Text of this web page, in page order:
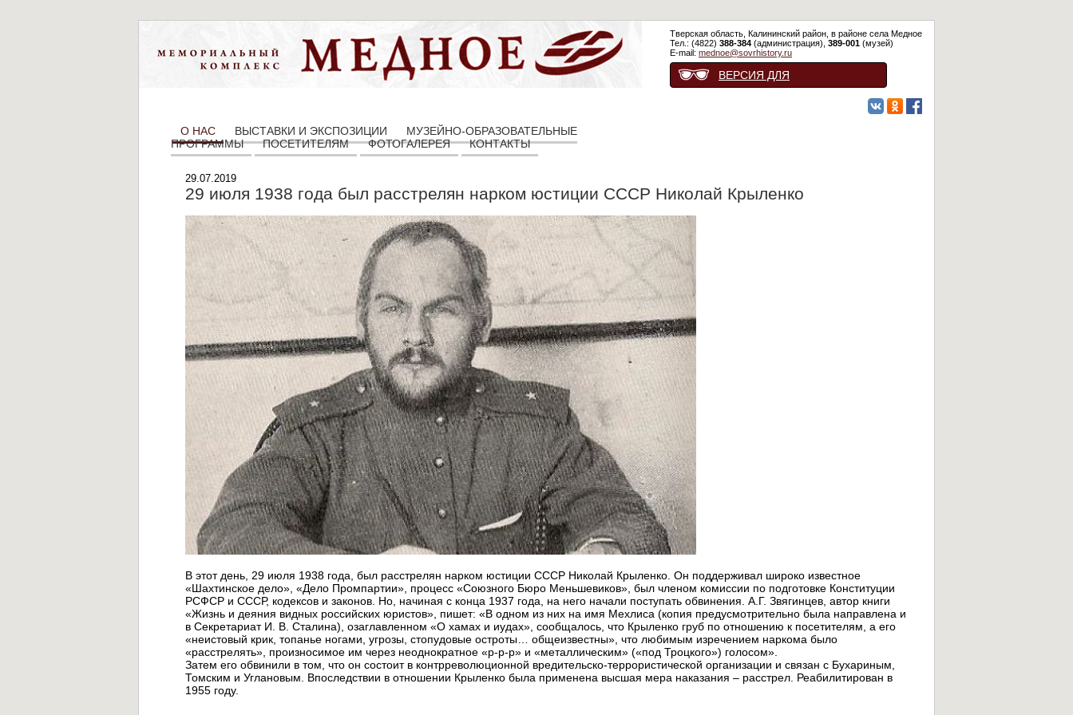
Тверская область, Калининский район, в районе села Медное
Тел.: (4822) 388-384 (администрация), 389-001 (музей)
E-mail: mednoe@sovrhistory.ru
ВЕРСИЯ ДЛЯ
О НАС ВЫСТАВКИ И ЭКСПОЗИЦИИ
МУЗЕЙНО-ОБРАЗОВАТЕЛЬНЫЕ
ПРОГРАММЫ
ПОСЕТИТЕЛЯМ ФОТОГАЛЕРЕЯ КОНТАКТЫ
29.07.2019
29 июля 1938 года был расстрелян нарком юстиции СССР Николай Крыленко
В этот день, 29 июля 1938 года, был расстрелян нарком юстиции СССР Николай Крыленко. Он поддерживал широко известное
«Шахтинское дело», «Дело Промпартии», процесс «Союзного Бюро Меньшевиков», был членом комиссии по подготовке Конституции
РСФСР и СССР, кодексов и законов. Но, начиная с конца 1937 года, на него начали поступать обвинения. А.Г. Звягинцев, автор книги
«Жизнь и деяния видных российских юристов», пишет: «В одном из них на имя Мехлиса (копия предусмотрительно была направлена и
в Секретариат И. В. Сталина), озаглавленном «О хамах и иудах», сообщалось, что Крыленко груб по отношению к посетителям, а его
«неистовый крик, топанье ногами, угрозы, стопудовые остроты… общеизвестны», что любимым изречением наркома было
«расстрелять», произносимое им через неоднократное «р-р-р» и «металлическим» («под Троцкого») голосом».
Затем его обвинили в том, что он состоит в контрреволюционной вредительско-террористической организации и связан с Бухариным,
Томским и Углановым. Впоследствии в отношении Крыленко была применена высшая мера наказания – расстрел. Реабилитирован в
1955 году.